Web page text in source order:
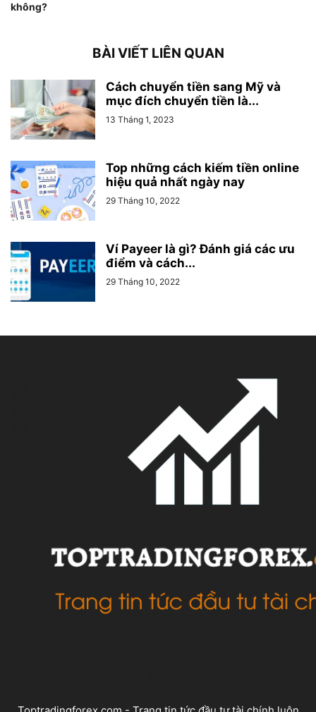
không?
BÀI VIẾT LIÊN QUAN
Cách chuyển tiền sang Mỹ và
mục đích chuyển tiền là...
13 Tháng 1, 2023
Top những cách kiếm tiền online
hiệu quả nhất ngày nay
29 Tháng 10, 2022
Ví Payeer là gì? Đánh giá các ưu
điểm và cách...
29 Tháng 10, 2022